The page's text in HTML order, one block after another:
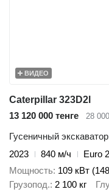
ВИДЕО
Caterpillar 323D2l
13 120 000 тенге
28
Гусеничный экскаватор
2023
840 м/ч
Euro 2
Мощность 109 кВт
Грузопод. 2 100 кг